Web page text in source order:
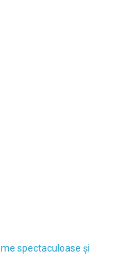
spectaculoase și